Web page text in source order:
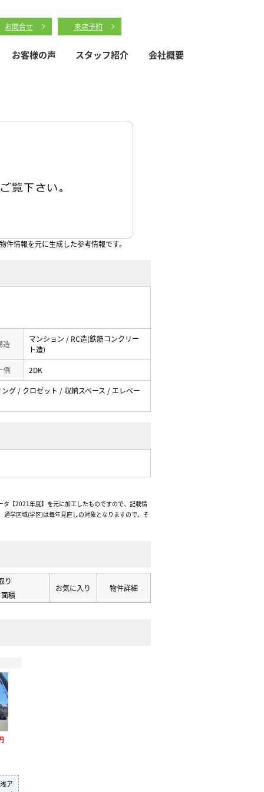
お問合せ 来店予約
お客様の声 スタッフ紹介 会社概要
情報を元に生成した参考情報です。
造
マンション / RC造(鉄筋コンクリー
ト造)
例 2DK
グ / クロゼット / 収納スペース / エレベー
【2021年度】を元に加工したものですので、記載情
学区域(学区)は毎年見直しの対象となりますので、そ
り
積
お気に入り 物件詳細
ア